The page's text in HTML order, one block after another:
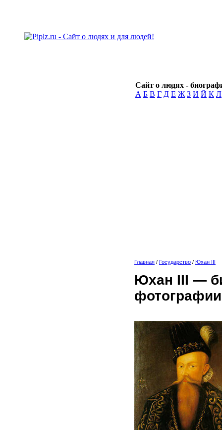
Сайт о людях -
А Б В Г Д Е Ж З И Й К Л
Главная / Государство / Юхан III
Юхан III —